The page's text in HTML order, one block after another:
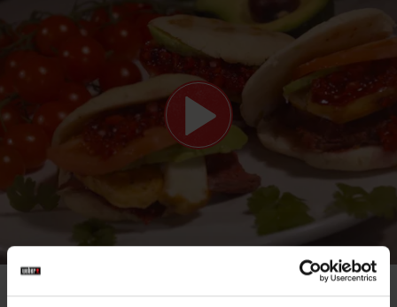
KUCHNIE ŚWIATA WEDŁUG WEBERA - AREPAS LLA LLANERA